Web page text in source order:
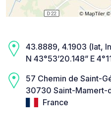
43.8889, 4.1903 (lat,
N 43°53’20.148” E
57 Chemin de Saint-
30730 Saint-Mamert-
France